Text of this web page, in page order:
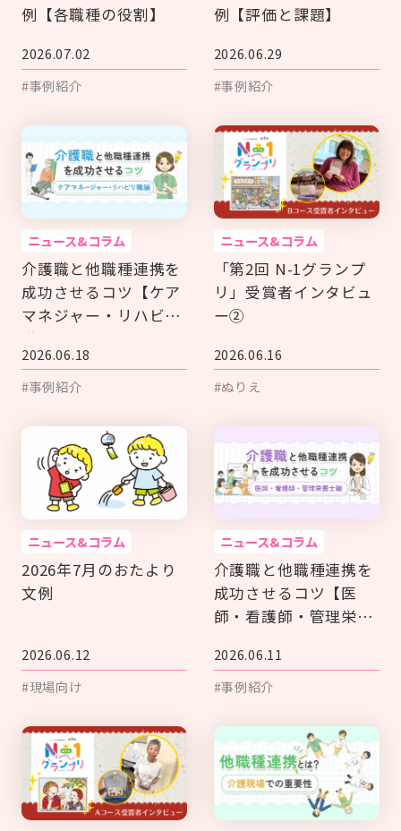
例【各職種の役割】
2026.07.02
#事例紹介
例【評価と課題】
2026.06.29
#事例紹介
ニュース&コラム
介護職と他職種連携を
成功させるコツ【ケア
マネジャー・リハビリ
職編】
2026.06.18
#事例紹介
ニュース&コラム
「第2回 N-1グランプ
リ」受賞者インタビュ
ー②
2026.06.16
#ぬりえ
ニュース&コラム
2026年7月のおたより
文例
2026.06.12
#現場向け
ニュース&コラム
介護職と他職種連携を
成功させるコツ【医
師・看護師・管理栄養
2026.06.11
#事例紹介